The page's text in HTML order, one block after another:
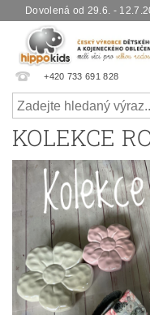
Dovolená od 29.6. -
+420 733 691 828
KOLEKCE